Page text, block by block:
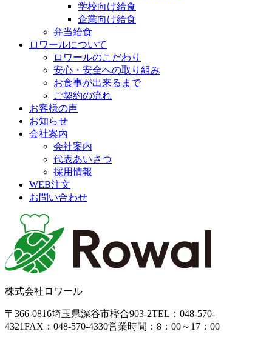
学校向け給食
企業向け給食
弁当給食
ロワールについて
ロワールのこだわり
安心・安全への取り組み
お食事が出来るまで
ご契約の流れ
お客様の声
お知らせ
会社案内
会社案内
代表あいさつ
採用情報
WEB注文
お問い合わせ
株式会社ロワール
〒366-0816埼玉県深谷市樫合903-2TEL：048-570-
4321FAX：048-570-4330営業時間：8：00～17：00